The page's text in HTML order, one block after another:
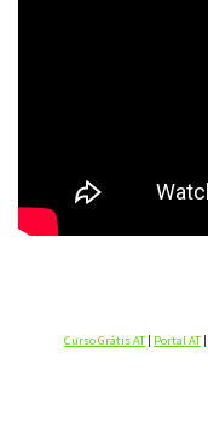
Curso Grátis AT | Portal AT |